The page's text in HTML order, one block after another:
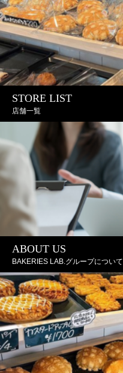
STORE LIST
店舗一覧
ABOUT US
BAKERIES LAB.グループについて